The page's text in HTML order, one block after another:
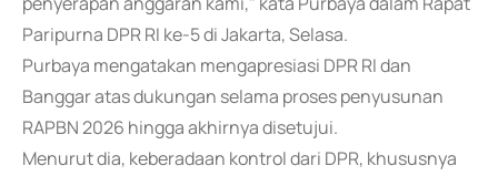
Paripurna DPR RI ke-5 di Jakarta, Selasa.
Purbaya mengatakan mengapresiasi DPR RI dan
Banggar atas dukungan selama proses penyusunan
RAPBN 2026 hingga akhirnya disetujui.
Menurut dia, keberadaan kontrol dari DPR, khususnya